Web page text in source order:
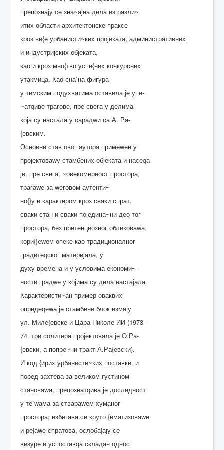
препознају се зна~ајна дела из разли~
итих области архитектонске праксе
кроз ви{е урбанисти~ких пројеката, административних
и индустријских објеката,
као и кроз мно{тво успе{них конкурсних
утакмица. Као сна`на фигура
у тимским подухватима оставила је упе-
~атqиве трагове, пре свега у делима
која су настала у сарадwи са А. Ра-
{евским.
Основни став овог аутора примеwен у
пројектоваwу стамбених објеката и насеqа
је, пре свега, ~овекомерност простора,
трагаwе за wеговом аутенти~-
но{}у и карактером кроз сваки спрат,
сваки стан и сваки поједина~ни део тог
простора, без претенциозног обликоваwа,
кори{}еwем опеке као традиционалног
градитеqског материјала, у
духу времена и у условима економи~-
ности градwе у којима су дела настајала.
Карактеристи~ан пример оваквих
опредеqеwа је стамбени блок изме|у
ул. Миле{евске и Цара Николе ИИ (1973-
74, три солитера пројектовала је Q.Ра-
{евски, а попре~ни тракт А.Ра{евски).
И код {ирих урбанисти~ких поставки, и
поред захтева за великом густином
становаwа, препознатqива је доследност
у те`wама за ствараwем хуманог
простора; избегава се круто {ематизоваwе
и ре|аwе спратова, ослоба|ају се
визуре и успоставqа складан однос